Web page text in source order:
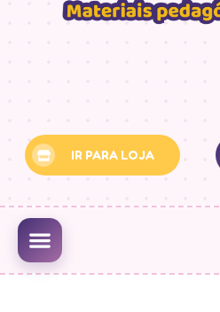
IR PARA LOJA